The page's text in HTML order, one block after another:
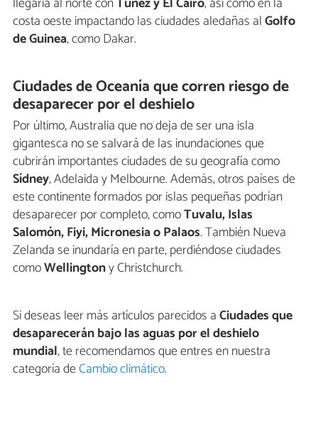
costa oeste impactando las ciudades aledañas alGolfo
de Guinea, como Dakar.
Ciudades de Oceanía que corren riesgo de
desaparecer por el deshielo
Por último, Australia que no deja de ser una isla
gigantesca no se salvará de las inundaciones que
cubrirán importantes ciudades de su geografía como
Sídney, Adelaida y Melbourne. Además, otros países de
este continente formados por islas pequeñas podrían
desaparecer por completo, comoTuvalu, Islas
Salomón, Fiyi, Micronesia o Palaos. También Nueva
Zelanda se inundaría en parte, perdiéndose ciudades
comoWellingtony Christchurch.
Si deseas leer más artículos parecidos aCiudades que
desaparecerán bajo las aguas por el deshielo
mundial, te recomendamos que entres en nuestra
categoría deCambio climático.